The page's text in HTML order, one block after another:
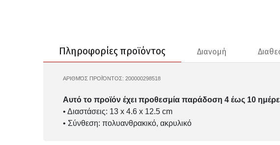
Πληροφορίες προϊόντος Διανομή
ΑΡΙΘΜΌΣ ΠΡΟΪΌΝΤΟΣ: 200000298518
Αυτό το προϊόν έχει προθεσμία παράδοση 4 έως 10
• Διαστάσεις: 13 x 4.6 x 12.5 cm
• Σύνθεση: πολυανθρακικό, ακρυλικό